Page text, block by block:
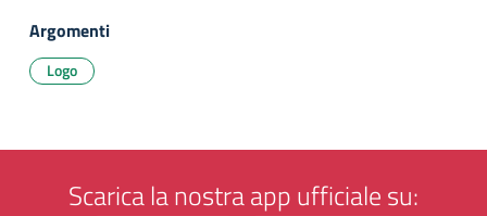
Argomenti
Logo
Scarica la nostra app ufficiale su: